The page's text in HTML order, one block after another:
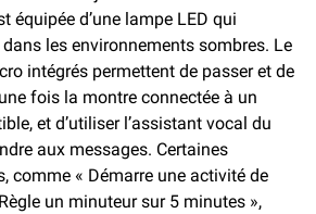
équipée d’une lampe LED qui
les environnements sombres. Le
intégrés permettent de passer et de
fois la montre connectée à un
et d’utiliser l’assistant vocal du
aux messages. Certaines
comme « Démarre une activité de
un minuteur sur 5 minutes »,